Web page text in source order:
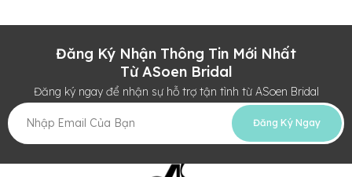
Đăng Ký Nhận Thông Tin Mới Nhất
Từ ASoen Bridal
Đăng ký ngay để nhận sự hỗ trợ tận tình từ ASoen Bridal
Đăng Ký Ngay